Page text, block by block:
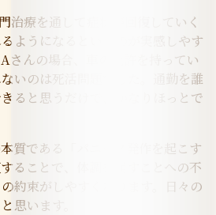
治療を通して症状が回復していく
ようになるというのが実感しやす
さんの場合、車の免許を持ってい
いのは死活問題でした。通勤を誰
ると思うだけで、かなりほっとで
質である「パニック発作を起こす
ることで、体調を崩すことへの不
約束がしやすくなります。日々の
思います。